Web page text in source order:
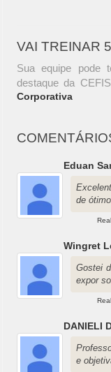
VAI TREINAR
Sua equipe pode
destaque da
Corporativa
Eduan
de
Wingret
Gostei
expor
DANIELI
e